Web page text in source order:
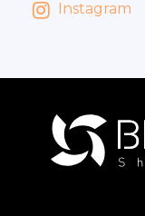
Instagram